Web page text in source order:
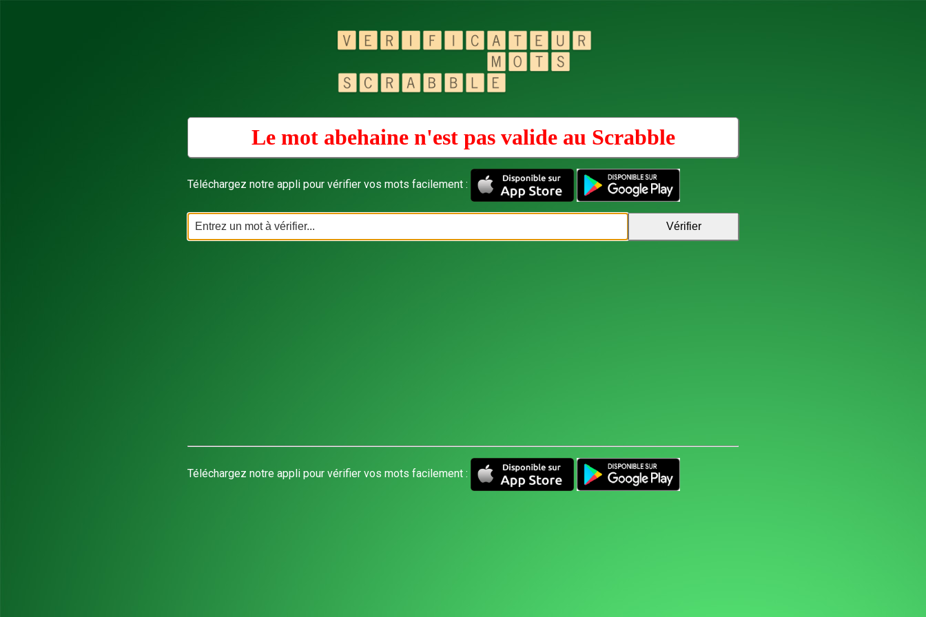
Le mot abehaine n'est pas valide au Scrabble
Téléchargez notre appli pour vérifier vos mots facilement :
Téléchargez notre appli pour vérifier vos mots facilement :